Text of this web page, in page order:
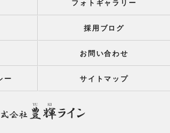
フォトギャラリー
採用ブログ
お問い合わせ
ー サイトマップ